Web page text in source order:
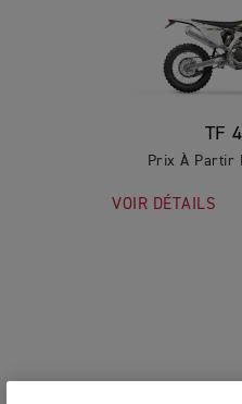
TF
Prix À Partir
VOIR DÉTAILS